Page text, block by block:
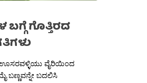
ಬಗ್ಗೆ ಗೊತ್ತಿರದ
ಊಸರವಳ್ಳಿಯು ವೈರಿಯಿಂದ
ಬಣ್ಣವನ್ನೇ ಬದಲಿಸಿ